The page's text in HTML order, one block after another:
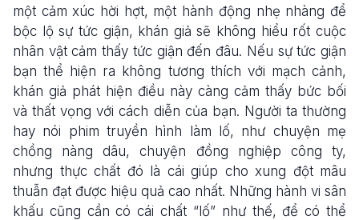
một cảm xúc hời hợt, một hành động nhẹ nhàng để
bộc lộ sự tức giận, khán giả sẽ không hiểu rốt cuộc
nhân vật cảm thấy tức giận đến đâu. Nếu sự tức giận
bạn thể hiện ra không tương thích với mạch cảnh,
khán giả phát hiện điều này càng cảm thấy bức bối
và thất vọng với cách diễn của bạn. Người ta thường
hay nói phim truyền hình làm lố, như chuyện mẹ
chồng nàng dâu, chuyện đồng nghiệp công ty,
nhưng thực chất đó là cái giúp cho xung đột mâu
thuẫn đạt được hiệu quả cao nhất. Những hành vi sân
khấu cũng cần có cái chất “lố” như thế, để có thể